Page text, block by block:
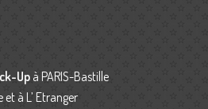
Up à PARIS-Bastille
et à L’ Etranger